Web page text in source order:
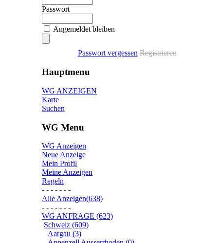
Passwort
Angemeldet bleiben
Passwort vergessen Registrieren
Hauptmenu
WG ANZEIGEN
Karte
Suchen
WG Menu
WG Anzeigen
Neue Anzeige
Mein Profil
Meine Anzeigen
Regeln
- - - - - - -
Alle Anzeigen(638)
- - - - - - -
WG ANFRAGE (623)
Schweiz (609)
Aargau (3)